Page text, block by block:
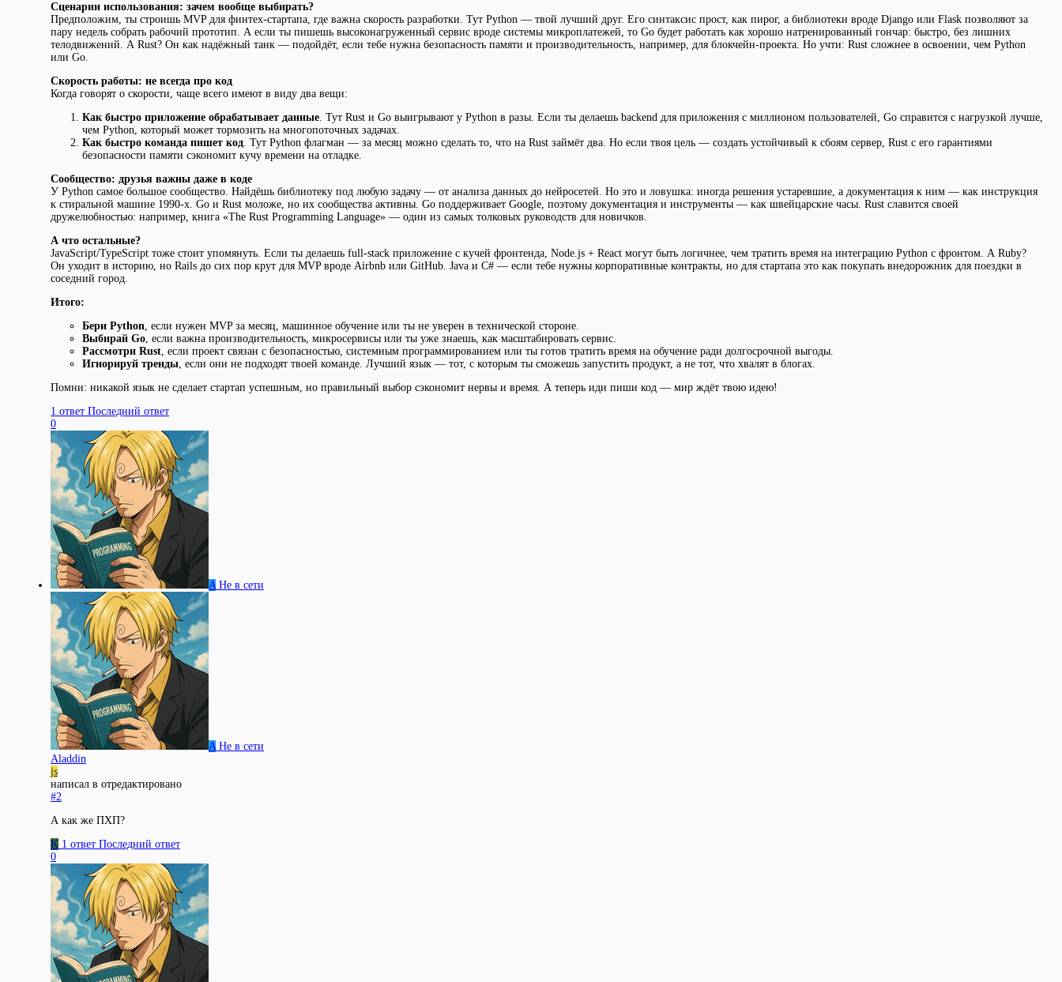
Сценарии использования: зачем вообще выбирать?
Предположим, ты строишь MVP для финтех-стартапа, где важна скорость разработки. Тут Python — твой лучший друг. Его синтаксис прост, как пирог, а библиотеки вроде Django или Flask позволяют за
пару недель собрать рабочий прототип. А если ты пишешь высоконагруженный сервис вроде системы микроплатежей, то Go будет работать как хорошо натренированный гончар: быстро, без лишних
телодвижений. А Rust? Он как надёжный танк — подойдёт, если тебе нужна безопасность памяти и производительность, например, для блокчейн-проекта. Но учти: Rust сложнее в освоении, чем Python
или Go.
Скорость работы: не всегда про код
Когда говорят о скорости, чаще всего имеют в виду два вещи:
Как быстро приложение обрабатывает данные. Тут Rust и Go выигрывают у Python в разы. Если ты делаешь backend для приложения с миллионом пользователей, Go справится с нагрузкой лучше,
чем Python, который может тормозить на многопоточных задачах.
Как быстро команда пишет код. Тут Python флагман — за месяц можно сделать то, что на Rust займёт два. Но если твоя цель — создать устойчивый к сбоям сервер, Rust с его гарантиями
безопасности памяти сэкономит кучу времени на отладке.
Сообщество: друзья важны даже в коде
У Python самое большое сообщество. Найдёшь библиотеку под любую задачу — от анализа данных до нейросетей. Но это и ловушка: иногда решения устаревшие, а документация к ним — как инструкция
к стиральной машине 1990-х. Go и Rust моложе, но их сообщества активны. Go поддерживает Google, поэтому документация и инструменты — как швейцарские часы. Rust славится своей
дружелюбностью: например, книга «The Rust Programming Language» — один из самых толковых руководств для новичков.
А что остальные?
JavaScript/TypeScript тоже стоит упомянуть. Если ты делаешь full-stack приложение с кучей фронтенда, Node.js + React могут быть логичнее, чем тратить время на интеграцию Python с фронтом. А Ruby?
Он уходит в историю, но Rails до сих пор крут для MVP вроде Airbnb или GitHub. Java и C# — если тебе нужны корпоративные контракты, но для стартапа это как покупать внедорожник для поездки в
соседний город.
Итого:
Бери Python, если нужен MVP за месяц, машинное обучение или ты не уверен в технической стороне.
Выбирай Go, если важна производительность, микросервисы или ты уже знаешь, как масштабировать сервис.
Рассмотри Rust, если проект связан с безопасностью, системным программированием или ты готов тратить время на обучение ради долгосрочной выгоды.
Игнорируй тренды, если они не подходят твоей команде. Лучший язык — тот, с которым ты сможешь запустить продукт, а не тот, что хвалят в блогах.
Помни: никакой язык не сделает стартап успешным, но правильный выбор сэкономит нервы и время. А теперь иди пиши код — мир ждёт твою идею!
1 ответ Последний ответ
0
A Не в сети
A Не в сети
Aladdin
js
написал в отредактировано
#2
А как же ПХП?
K 1 ответ Последний ответ
0